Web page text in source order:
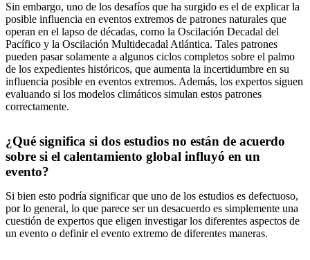
Sin embargo, uno de los desafíos que ha surgido es el de explicar la
posible influencia en eventos extremos de patrones naturales que
operan en el lapso de décadas, como la Oscilación Decadal del
Pacífico y la Oscilación Multidecadal Atlántica. Tales patrones
pueden pasar solamente a algunos ciclos completos sobre el palmo
de los expedientes históricos, que aumenta la incertidumbre en su
influencia posible en eventos extremos. Además, los expertos siguen
evaluando si los modelos climáticos simulan estos patrones
correctamente.
¿Qué significa si dos estudios no están de acuerdo
sobre si el calentamiento global influyó en un
evento?
Si bien esto podría significar que uno de los estudios es defectuoso,
por lo general, lo que parece ser un desacuerdo es simplemente una
cuestión de expertos que eligen investigar los diferentes aspectos de
un evento o definir el evento extremo de diferentes maneras.